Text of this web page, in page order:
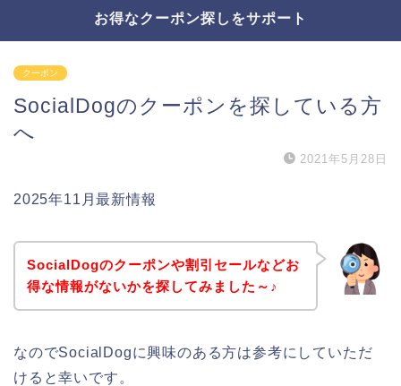
お得なクーポン探しをサポート
クーポン
SocialDogのクーポンを探している方
へ
2021年5月28日
2025年11月最新情報
SocialDogのクーポンや割引セールなどお
得な情報がないかを探してみました～♪
なのでSocialDogに興味のある方は参考にしていただ
けると幸いです。